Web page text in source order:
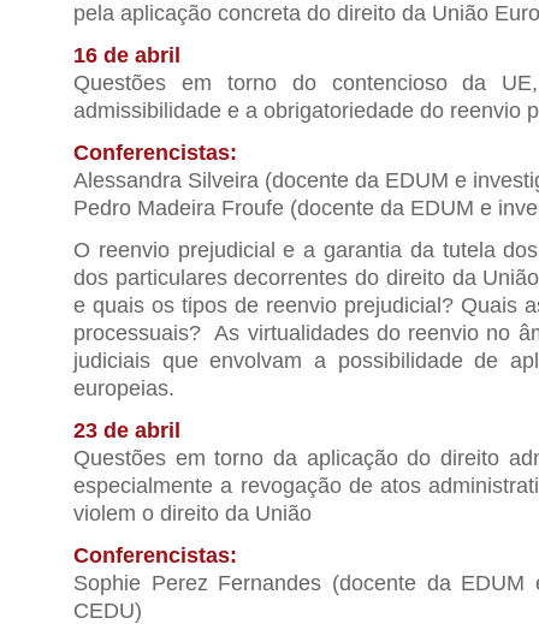
pela aplicação concreta do direito da União
16 de abril
Questões em torno do contencioso da
admissibilidade e a obrigatoriedade do reenvio
Conferencistas:
Alessandra Silveira (docente da EDUM e
Pedro Madeira Froufe (docente da EDUM e
O reenvio prejudicial e a garantia da tutela
dos particulares decorrentes do direito da
e quais os tipos de reenvio prejudicial? Quais
processuais? As virtualidades do reenvio no
judiciais que envolvam a possibilidade de
europeias.
23 de abril
Questões em torno da aplicação do direito
especialmente a revogação de atos
violem o direito da União
Conferencistas:
Sophie Perez Fernandes (docente da EDUM
CEDU)